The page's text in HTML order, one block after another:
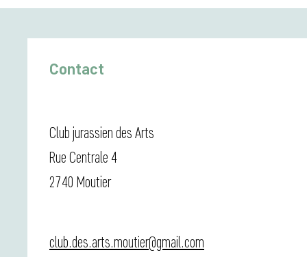
Contact
Club jurassien des Arts
Rue Centrale 4
2740 Moutier
club.des.arts.moutier@gmail.com